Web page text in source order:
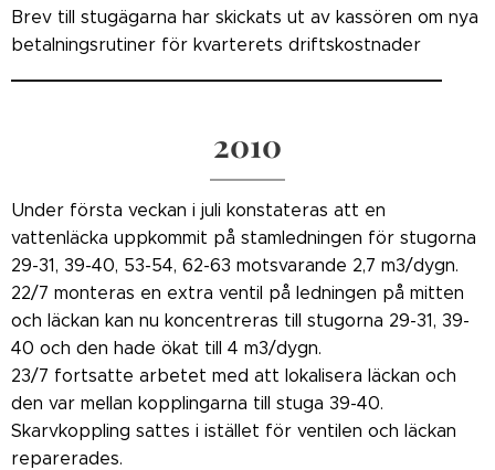
Brev till stugägarna har skickats ut av kassören om nya
betalningsrutiner för kvarterets driftskostnader
2010
Under första veckan i juli konstateras att en
vattenläcka uppkommit på stamledningen för stugorna
29-31, 39-40, 53-54, 62-63 motsvarande 2,7 m3/dygn.
22/7 monteras en extra ventil på ledningen på mitten
och läckan kan nu koncentreras till stugorna 29-31, 39-
40 och den hade ökat till 4 m3/dygn.
23/7 fortsatte arbetet med att lokalisera läckan och
den var mellan kopplingarna till stuga 39-40.
Skarvkoppling sattes i istället för ventilen och läckan
reparerades.